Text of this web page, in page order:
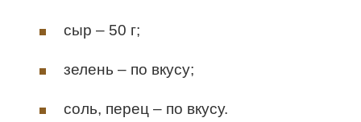
сыр – 50 г;
зелень – по вкусу;
соль, перец – по вкусу.